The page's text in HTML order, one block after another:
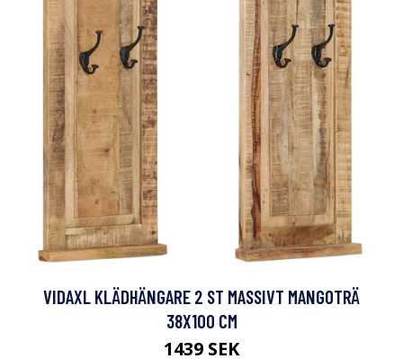
VIDAXL KLÄDHÄNGARE 2 ST MASSIVT MANGOTRÄ
38X100 CM
1439 SEK